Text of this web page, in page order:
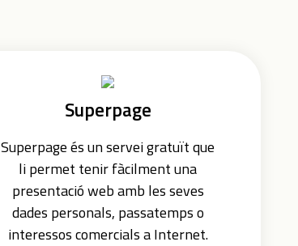
Superpage
Superpage és un servei gratuït que
li permet tenir fàcilment una
presentació web amb les seves
dades personals, passatemps o
interessos comercials a Internet.